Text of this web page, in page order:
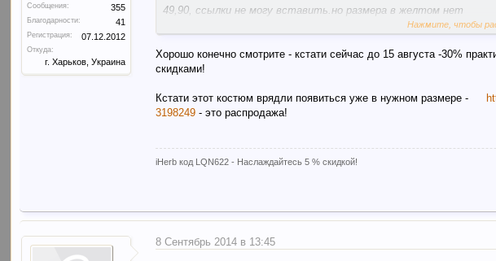
Сообщения: 355
Благодарности: 41
Регистрация: 07.12.2012
Откуда:
г. Харьков, Украина
49,90, ссылки не могу вставить.но размера в желтом нет
Буду следить за обновлениями. Может что присмотрю.спасибо.
Нажмите, чтобы
Хорошо конечно смотрите - кстати сейчас до 15 августа -30%
скидками!
Кстати этот костюм врядли появиться уже в нужном размере -
3198249 - это распродажа!
iHerb код LQN622 - Наслаждайтесь 5 % скидкой!
8 Сентябрь 2014 в 13:45